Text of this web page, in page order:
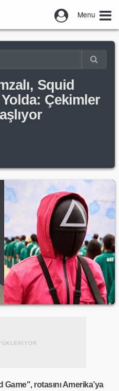
Menu
Squid
Çekimler
rotasını Amerika’ya